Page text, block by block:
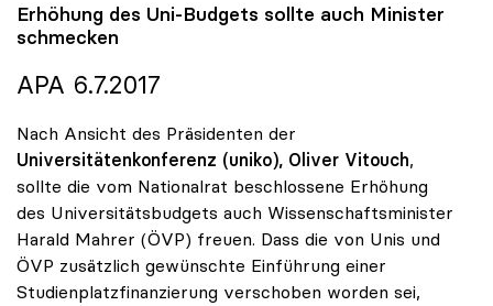
Erhöhung des Uni-Budgets sollte auch Minister
schmecken
APA 6.7.2017
Nach Ansicht des Präsidenten der
Universitätenkonferenz (uniko), Oliver Vitouch,
sollte die vom Nationalrat beschlossene Erhöhung
des Universitätsbudgets auch Wissenschaftsminister
Harald Mahrer (ÖVP) freuen. Dass die von Unis und
ÖVP zusätzlich gewünschte Einführung einer
Studienplatzfinanzierung verschoben worden sei,